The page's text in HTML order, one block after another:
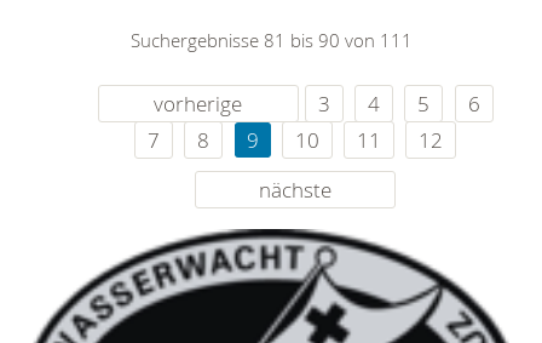
Suchergebnisse 81 bis 90 von 111
vorherige 3 4 5
6
7
8 9 10 11
12
nächste